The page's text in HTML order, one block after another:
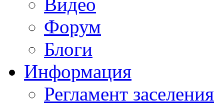
Форум
Блоги
Информация
Регламент заселения